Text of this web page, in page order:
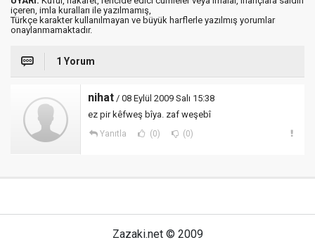
içeren, imla kuralları ile yazılmamış,
Türkçe karakter kullanılmayan ve büyük harflerle yazılmış yorumlar
onaylanmamaktadır.
1 Yorum
nihat / 08 Eylül 2009 Salı 15:38
ez pir kêfweş bîya. zaf weşebî
Yanıtla (0) (0)
Zazaki.net © 2009